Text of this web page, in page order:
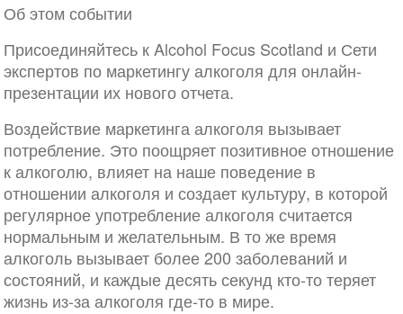
Об этом событии
Присоединяйтесь к Alcohol Focus Scotland и Сети
экспертов по маркетингу алкоголя для онлайн-
презентации их нового отчета.
Воздействие маркетинга алкоголя вызывает
потребление. Это поощряет позитивное отношение
к алкоголю, влияет на наше поведение в
отношении алкоголя и создает культуру, в которой
регулярное употребление алкоголя считается
нормальным и желательным. В то же время
алкоголь вызывает более 200 заболеваний и
состояний, и каждые десять секунд кто-то теряет
жизнь из-за алкоголя где-то в мире.